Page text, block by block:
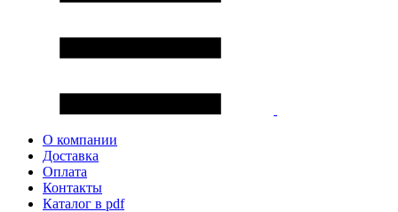
О компании
Доставка
Оплата
Контакты
Каталог в pdf